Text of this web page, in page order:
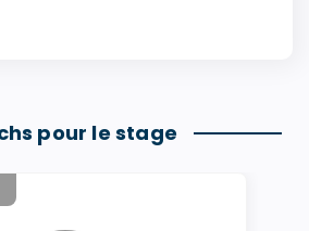
pour le stage